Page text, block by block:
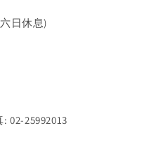
日休息)
02-25992013